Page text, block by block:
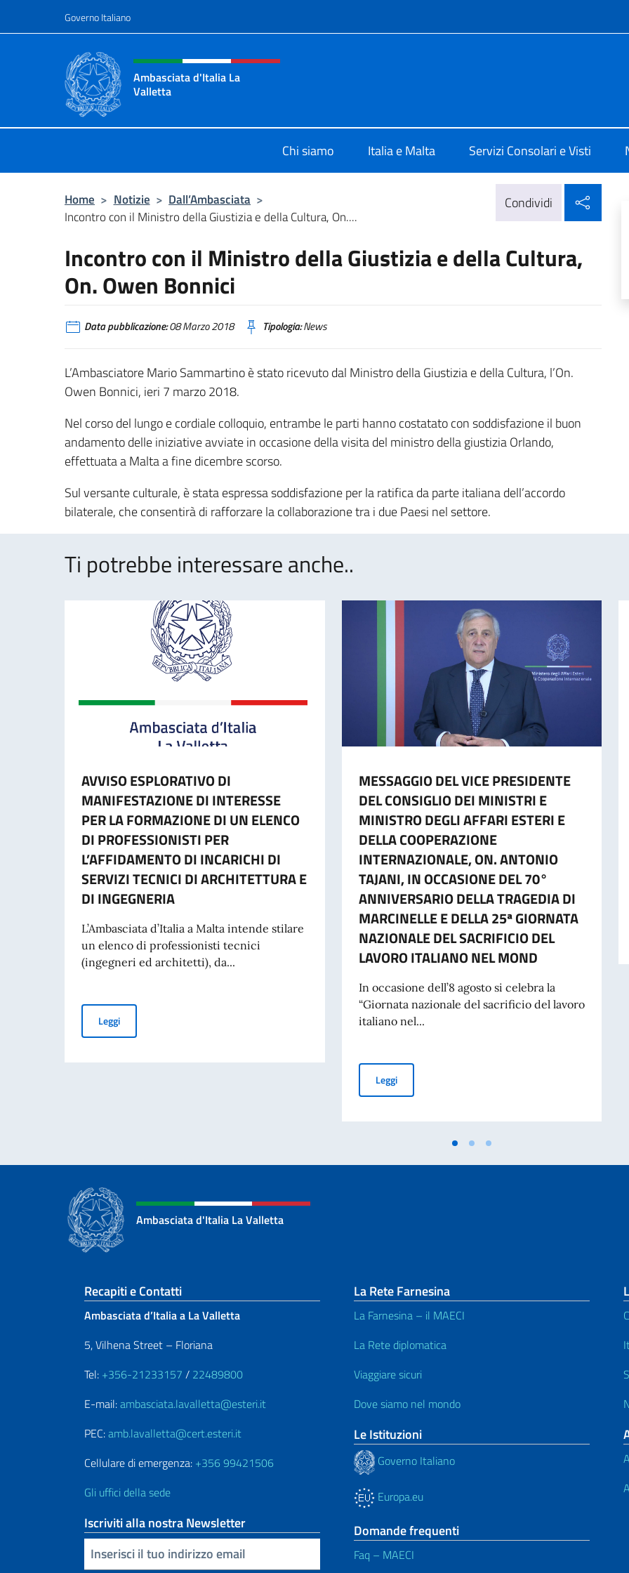
Governo Italiano
Intestazione sito, social e menù
Ambasciata d'Italia La
Valletta
Chi siamo Italia e Malta Servizi Consolari e Visti
Home > Notizie > Dall’Ambasciata >
Incontro con il Ministro della Giustizia e della Cultura, On....
Condividi
Incontro con il Ministro della Giustizia e della Cultura,
On. Owen Bonnici
Data pubblicazione:08 Marzo 2018 Tipologia:News
L’Ambasciatore Mario Sammartino è stato ricevuto dal Ministro della Giustizia e della Cultura, l’On.
Owen Bonnici, ieri 7 marzo 2018.
Nel corso del lungo e cordiale colloquio, entrambe le parti hanno costatato con soddisfazione il buon
andamento delle iniziative avviate in occasione della visita del ministro della giustizia Orlando,
effettuata a Malta a fine dicembre scorso.
Sul versante culturale, è stata espressa soddisfazione per la ratifica da parte italiana dell’accordo
bilaterale, che consentirà di rafforzare la collaborazione tra i due Paesi nel settore.
Ti potrebbe interessare anche..
AVVISO ESPLORATIVO DI
MANIFESTAZIONE DI INTERESSE
PER LA FORMAZIONE DI UN ELENCO
DI PROFESSIONISTI PER
L’AFFIDAMENTO DI INCARICHI DI
SERVIZI TECNICI DI ARCHITETTURA E
DI INGEGNERIA
L’Ambasciata d’Italia a Malta intende stilare
un elenco di professionisti tecnici
(ingegneri ed architetti), da...
LeggiAVVISO ESPLORATIVO DI MANIFESTAZIONE DI INTERESSE PER LA FORMAZIONE DI UN ELENCO DI PROFESSIONISTI
MESSAGGIO DEL VICE PRESIDENTE
DEL CONSIGLIO DEI MINISTRI E
MINISTRO DEGLI AFFARI ESTERI E
DELLA COOPERAZIONE
INTERNAZIONALE, ON. ANTONIO
TAJANI, IN OCCASIONE DEL 70°
ANNIVERSARIO DELLA TRAGEDIA DI
MARCINELLE E DELLA 25ª GIORNATA
NAZIONALE DEL SACRIFICIO DEL
LAVORO ITALIANO NEL MOND
In occasione dell’8 agosto si celebra la
“Giornata nazionale del sacrificio del lavoro
italiano nel...
LeggiMESSAGGIO DEL VICE PRESIDENTE DEL CONSIGLIO
Ambasciata d'Italia La Valletta
Sezione footer
Recapiti e Contatti
Ambasciata d’Italia a La Valletta
5, Vilhena Street – Floriana
Tel: +356-21233157 / 22489800
E-mail:ambasciata.lavalletta@esteri.it
PEC:amb.lavalletta@cert.esteri.it
Cellulare di emergenza: +356 99421506
Gli uffici della sede
Iscriviti alla nostra Newsletter
Inserisci la tua email
La Rete Farnesina
La Farnesina – il MAECI
La Rete diplomatica
Viaggiare sicuri
Dove siamo nel mondo
Le Istituzioni
Governo Italiano
Europa.eu
Domande frequenti
Faq – MAECI